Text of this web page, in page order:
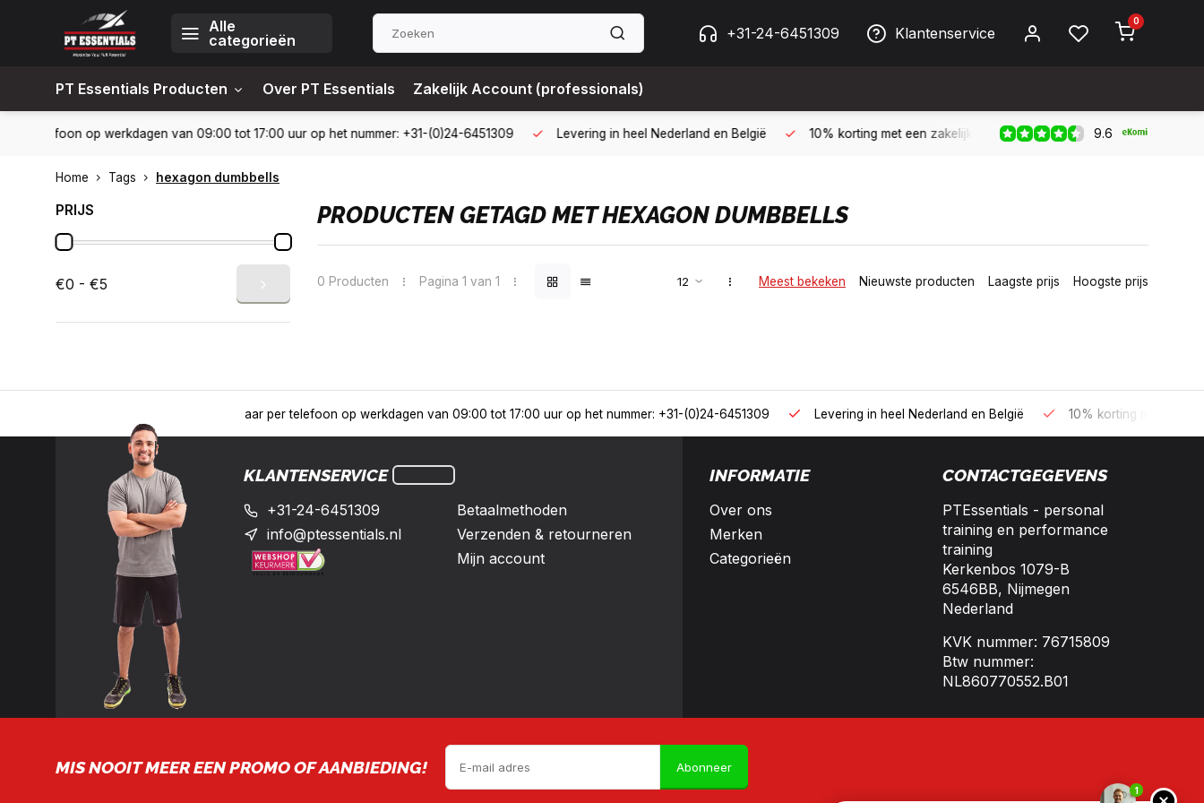
Alle
categorieën
+31-24-6451309 Klantenservice
0
PT Essentials Producten Over PT Essentials Zakelijk Account (professionals)
Levering in heel Nederland en België 10% korting met een zakelijk account B2B kopen op 30 dagen factuur met Biller! Bereikbaar per telefoon op werkdagen van 09:00 tot
9.6
Home Tags hexagon dumbbells
PRIJS
€0 - €5
PRODUCTEN GETAGD MET HEXAGON DUMBBELLS
0 Producten Pagina 1 van 1 Meest bekeken Nieuwste producten Laagste prijs Hoogste prijs
Levering in heel Nederland en België 10% korting met een zakelijk account B2B kopen op 30 dagen factuur met Biller! Bereikbaar per
KLANTENSERVICE
+31-24-6451309
info@ptessentials.nl
Betaalmethoden
Verzenden & retourneren
Mijn account
INFORMATIE
Over ons
Merken
Categorieën
CONTACTGEGEVENS
PTEssentials - personal
training en performance
training
Kerkenbos 1079-B
6546BB, Nijmegen
Nederland
KVK nummer: 76715809
Btw nummer:
NL860770552.B01
MIS NOOIT MEER EEN PROMO OF AANBIEDING! Abonneer
1